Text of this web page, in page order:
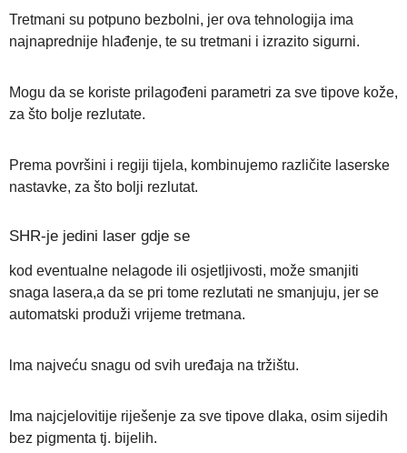
Tretmani su potpuno bezbolni, jer ova tehnologija ima
najnaprednije hlađenje, te su tretmani i izrazito sigurni.
Mogu da se koriste prilagođeni parametri za sve tipove kože,
za što bolje rezlutate.
Prema površini i regiji tijela, kombinujemo različite laserske
nastavke, za što bolji rezlutat.
SHR-je jedini laser gdje se
kod eventualne nelagode ili osjetljivosti, može smanjiti
snaga lasera,a da se pri tome rezlutati ne smanjuju, jer se
automatski produži vrijeme tretmana.
lma najveću snagu od svih uređaja na tržištu.
Ima najcjelovitije riješenje za sve tipove dlaka, osim sijedih
bez pigmenta tj. bijelih.